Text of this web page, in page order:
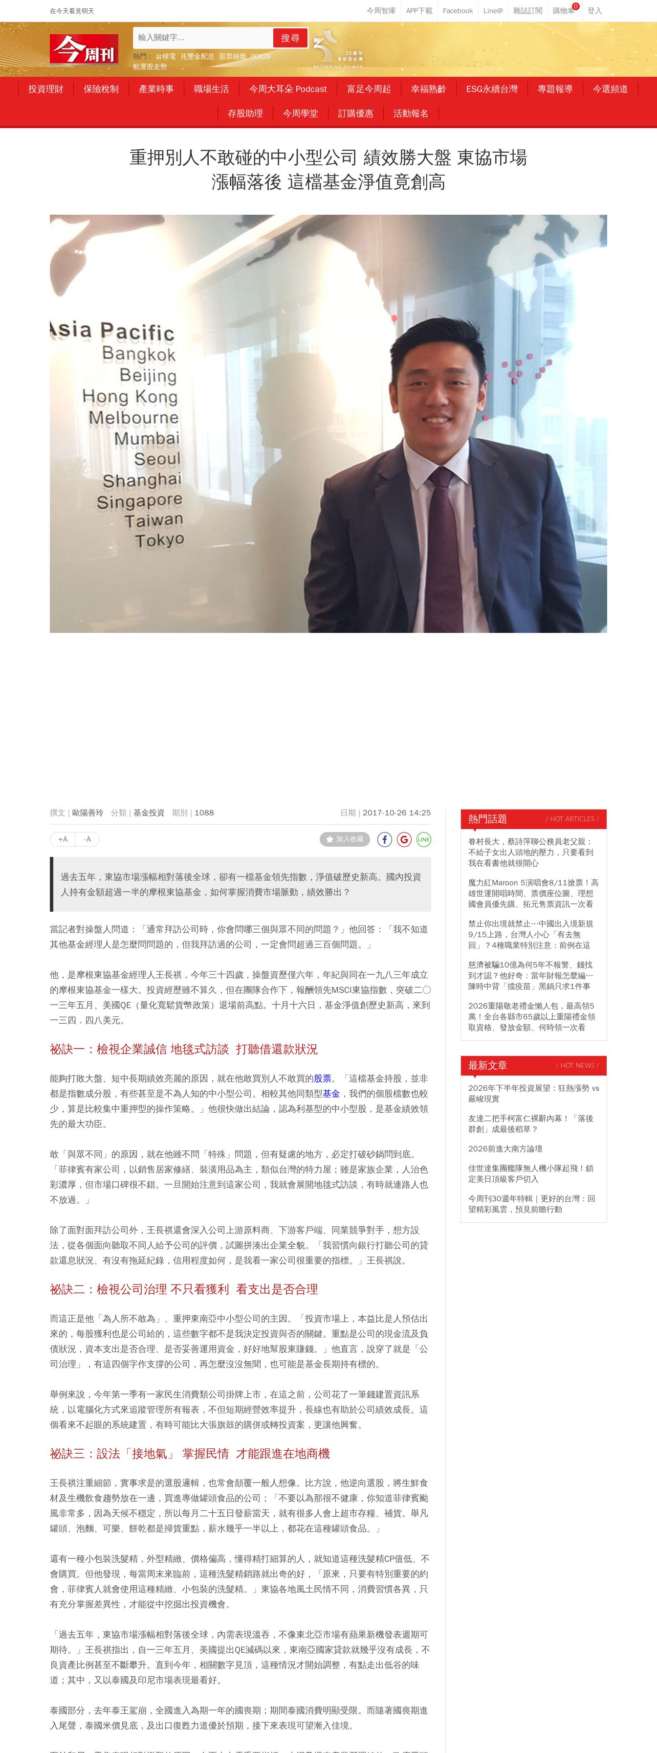
在今天看見明天
0
搜尋
熱門： 台積電 兆豐金配息 股票抽籤 00929
航運股走勢
投資理財 保險稅制 產業時事 職場生活 今周大耳朵 Podcast 富足今周起 幸福熟齡 ESG永續台灣 專題報導 今選頻道
存股助理 今周學堂 訂購優惠 活動報名
重押別人不敢碰的中小型公司 績效勝大盤 東協市場
漲幅落後 這檔基金淨值竟創高
歐陽善玲 基金投資 1088 2017-10-26 14:25
+A -A 加入收藏
過去五年，東協市場漲幅相對落後全球，卻有一檔基金領先指數，淨值破歷史新高。國內投資
人持有金額超過一半的摩根東協基金，如何掌握消費市場脈動，績效勝出？
當記者對操盤人問道：「通常拜訪公司時，你會問哪三個與眾不同的問題？」他回答：「我不知道
其他基金經理人是怎麼問問題的，但我拜訪過的公司，一定會問超過三百個問題。」
他，是摩根東協基金經理人王長祺，今年三十四歲，操盤資歷僅六年，年紀與同在一九八三年成立
的摩根東協基金一樣大。投資經歷雖不算久，但在團隊合作下，報酬領先MSCI東協指數，突破二○
一三年五月、美國QE（量化寬鬆貨幣政策）退場前高點。十月十六日，基金淨值創歷史新高，來到
一三四．四八美元。
祕訣一：檢視企業誠信 地毯式訪談 打聽借還款狀況
能夠打敗大盤、短中長期績效亮麗的原因，就在他敢買別人不敢買的股票。「這檔基金持股，並非
都是指數成分股，有些甚至是不為人知的中小型公司。相較其他同類型基金 ，我們的個股檔數也較
少，算是比較集中重押型的操作策略。」他很快做出結論，認為利基型的中小型股，是基金績效領
先的最大功臣。
敢「與眾不同」的原因，就在他雖不問「特殊」問題，但有疑慮的地方，必定打破砂鍋問到底。
「菲律賓有家公司，以銷售居家修繕、裝潢用品為主，類似台灣的特力屋；雖是家族企業，人治色
彩濃厚，但市場口碑很不錯。一旦開始注意到這家公司，我就會展開地毯式訪談，有時就連路人也
不放過。」
除了面對面拜訪公司外，王長祺還會深入公司上游原料商、下游客戶端、同業競爭對手，想方設
法，從各個面向聽取不同人給予公司的評價，試圖拼湊出企業全貌。「我習慣向銀行打聽公司的貸
款還息狀況、有沒有拖延紀錄，信用程度如何，是我看一家公司很重要的指標。」王長祺說。
祕訣二：檢視公司治理 不只看獲利 看支出是否合理
而這正是他「為人所不敢為」、重押東南亞中小型公司的主因。「投資市場上，本益比是人預估出
來的，每股獲利也是公司給的，這些數字都不是我決定投資與否的關鍵。重點是公司的現金流及負
債狀況，資本支出是否合理、是否妥善運用資金，好好地幫股東賺錢。」他直言，說穿了就是「公
司治理」，有這四個字作支撐的公司，再怎麼沒沒無聞，也可能是基金長期持有標的。
舉例來說，今年第一季有一家民生消費類公司掛牌上市，在這之前，公司花了一筆錢建置資訊系
統，以電腦化方式來追蹤管理所有報表，不但短期經營效率提升，長線也有助於公司績效成長。這
個看來不起眼的系統建置，有時可能比大張旗鼓的購併或轉投資案，更讓他興奮。
祕訣三：設法「接地氣」 掌握民情 才能跟進在地商機
王長祺注重細節，實事求是的選股邏輯，也常會顛覆一般人想像。比方說，他逆向選股，將生鮮食
材及生機飲食趨勢放在一邊，買進專做罐頭食品的公司；「不要以為那很不健康，你知道菲律賓颱
風非常多，因為天候不穩定，所以每月二十五日發薪當天，就有很多人會上超市存糧、補貨。舉凡
罐頭、泡麵、可樂、餅乾都是掃貨重點，薪水幾乎一半以上，都花在這種罐頭食品。」
還有一種小包裝洗髮精，外型精緻、價格偏高，懂得精打細算的人，就知道這種洗髮精CP值低、不
會購買。但他發現，每當周末來臨前，這種洗髮精銷路就出奇的好，「原來，只要有特別重要的約
會，菲律賓人就會使用這種精緻、小包裝的洗髮精。」東協各地風土民情不同，消費習慣各異，只
有充分掌握差異性，才能從中挖掘出投資機會。
「過去五年，東協市場漲幅相對落後全球，內需表現溫吞，不像東北亞市場有蘋果新機發表週期可
期待。」王長祺指出，自一三年五月、美國提出QE減碼以來，東南亞國家貸款就幾乎沒有成長，不
良資產比例甚至不斷攀升。直到今年，相關數字見頂，這種情況才開始調整，有點走出低谷的味
道；其中，又以泰國及印尼市場表現最看好。
泰國部分，去年泰王駕崩，全國進入為期一年的國喪期；期間泰國消費明顯受限。而隨著國喪期進
入尾聲，泰國米價見底，及出口復甦力道優於預期，接下來表現可望漸入佳境。
熱門話題 / HOT ARTICLES /
眷村長大，蔡詩萍聊公務員老父親：
不給子女出人頭地的壓力，只要看到
我在看書他就很開心
魔力紅Maroon 5演唱會8/11搶票！高
雄世運開唱時間、票價座位圖、理想
國會員優先購、拓元售票資訊一次看
禁止你出境就禁止…中國出入境新規
9/15上路，台灣人小心「有去無
回」？4種職業特別注意：前例在這
慈濟被騙10億為何5年不報警、錢找
到才認？他好奇：當年財報怎麼編…
陳時中背「擋疫苗」黑鍋只求1件事
2026重陽敬老禮金懶人包，最高領5
萬！全台各縣市65歲以上重陽禮金領
取資格、發放金額、何時領一次看
最新文章 / HOT NEWS /
2026年下半年投資展望：狂熱漲勢 vs
嚴峻現實
友達二把手柯富仁裸辭內幕！「落後
群創」成最後稻草？
2026前進大南方論壇
佳世達集團艦隊無人機小隊起飛！鎖
定美日頂級客戶切入
今周刊30週年特輯｜更好的台灣：回
望精彩風雲，預見前瞻行動